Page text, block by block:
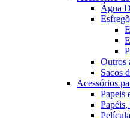
Água
Outros
Sacos
Acessórios
Papeis